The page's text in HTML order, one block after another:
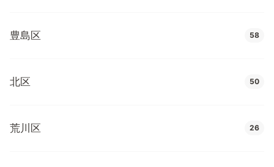
豊島区 58
北区 50
荒川区 26